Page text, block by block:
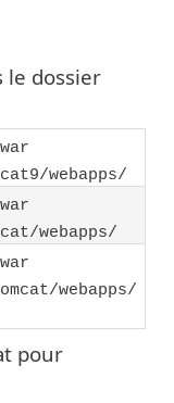
le dossier
webapps/
webapps/
webapps/
pour